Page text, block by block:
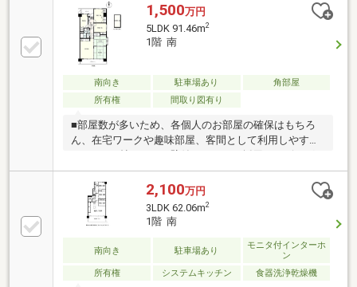
1,500万円
5LDK 91.46m2
1階 南
南向き 駐車場あり
角部屋
所有権
間取り図有り
■部屋数が多いため、各個人のお部屋の確保はもちろ
ん、在宅ワークや趣味部屋、客間として利用しやすい
が少し広めに感じられます。お料理に集中でき、油跳
ねなどの掃除もしやすそうですね♪■3.3帖の地下室付
き！一年中温度が安定してるため、備蓄品の保管に最
適です■小中学校まで徒歩6～8分、鏡川保育園まで徒
公園近く！遊具があり、小さなお子様の遊び場として
利用できます。■LDKに隣接した和室は、扉を開けると
リビングと一体的に使用できます。■土佐道路沿いの
2,100万円
3LDK 62.06m2
1階 南
南向き 駐車場あり
モニタ付インターホ
ン
所有権
システムキッチン 食器洗浄乾燥機